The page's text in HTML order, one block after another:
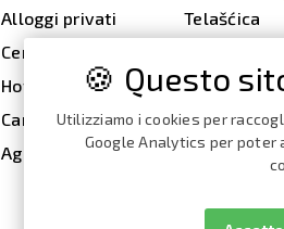
Alloggi privati
Cenare fuori
Hotel
Campeggi
Agenzie di viaggio
Telašćica
Il faro Veli
Spiagge,
insenature
La Grotta
🍪 Questo
Utilizziamo i cookies per
Google Analytics per